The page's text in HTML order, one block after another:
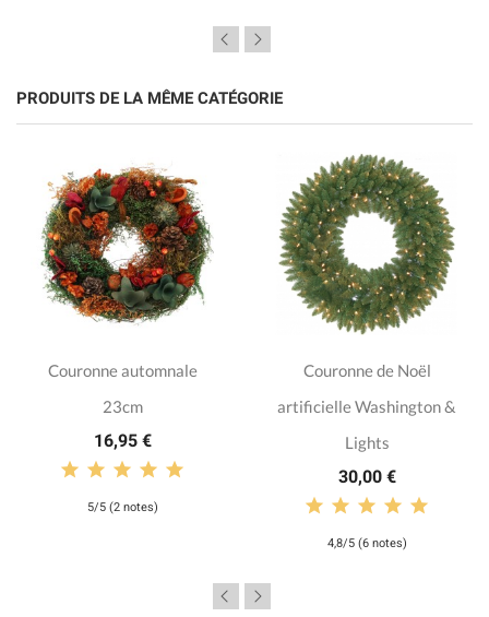
PRODUITS DE LA MÊME CATÉGORIE
Couronne automnale
23cm
16,95 €
5/5 (2 notes)
Couronne de Noël
artificielle Washington &
Lights
30,00 €
4,8/5 (6 notes)